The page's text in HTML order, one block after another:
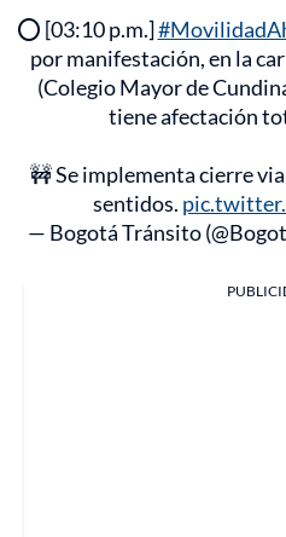
⭕ [03:10 p.m.]
por manifestación, en la
(Colegio Mayor de
tiene afectación
🚧 Se implementa cierre
sentidos.
— Bogotá Tránsito